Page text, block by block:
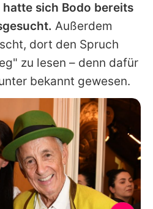
sich Bodo bereits
Außerdem
dort den Spruch
zu lesen – denn dafür
bekannt gewesen.